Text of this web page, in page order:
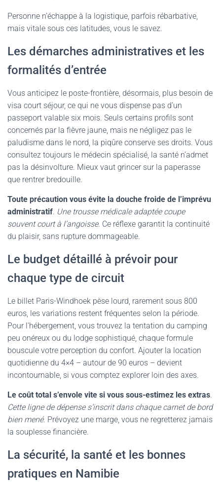
Personne n’échappe à la logistique, parfois rébarbative,
mais vitale sous ces latitudes, vous le savez.
Les démarches administratives et les
formalités d’entrée
Vous anticipez le poste-frontière, désormais, plus besoin de
visa court séjour, ce qui ne vous dispense pas d’un
passeport valable six mois. Seuls certains profils sont
concernés par la fièvre jaune, mais ne négligez pas le
paludisme dans le nord, la piqûre conserve ses droits. Vous
consultez toujours le médecin spécialisé, la santé n’admet
pas la désinvolture. Mieux vaut grincer sur la paperasse
que rentrer bredouille.
Toute précaution vous évite la douche froide de l’imprévu
administratif. Une trousse médicale adaptée coupe
souvent court à l’angoisse. Ce réflexe garantit la continuité
du plaisir, sans rupture dommageable.
Le budget détaillé à prévoir pour
chaque type de circuit
Le billet Paris-Windhoek pèse lourd, rarement sous 800
euros, les variations restent fréquentes selon la période.
Pour l’hébergement, vous trouvez la tentation du camping
peu onéreux ou du lodge sophistiqué, chaque formule
bouscule votre perception du confort. Ajouter la location
quotidienne du 4×4 – autour de 90 euros – devient
incontournable, si vous comptez explorer loin des axes.
Le coût total s’envole vite si vous sous-estimez les extras.
Cette ligne de dépense s’inscrit dans chaque carnet de bord
bien mené. Prévoyez une marge, vous ne regretterez jamais
la souplesse financière.
La sécurité, la santé et les bonnes
pratiques en Namibie